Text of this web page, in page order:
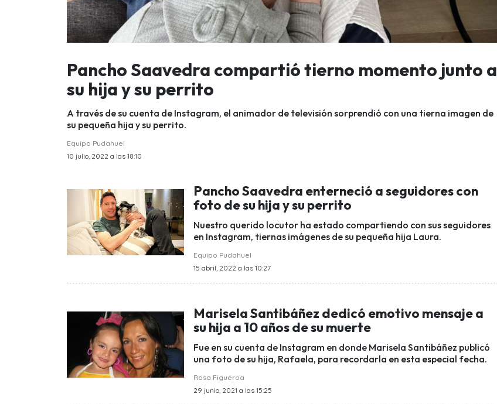
Pancho Saavedra compartió tierno momento junto a
su hija y su perrito
A través de su cuenta de Instagram, el animador de televisión sorprendió con una tierna imagen de
su pequeña hija y su perrito.
Equipo Pudahuel
10 julio, 2022 a las 18:10
Pancho Saavedra enterneció a seguidores con
foto de su hija y su perrito
Nuestro querido locutor ha estado compartiendo con sus seguidores
en Instagram, tiernas imágenes de su pequeña hija Laura.
Equipo Pudahuel
15 abril, 2022 a las 10:27
Marisela Santibáñez dedicó emotivo mensaje a
su hija a 10 años de su muerte
Fue en su cuenta de Instagram en donde Marisela Santibáñez publicó
una foto de su hija, Rafaela, para recordarla en esta especial fecha.
Rosa Figueroa
29 junio, 2021 a las 15:25